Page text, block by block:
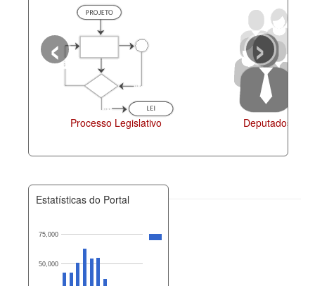
Processo Legislativo Deputados
‹ ›
Estatísticas do Portal
50,000
75,000